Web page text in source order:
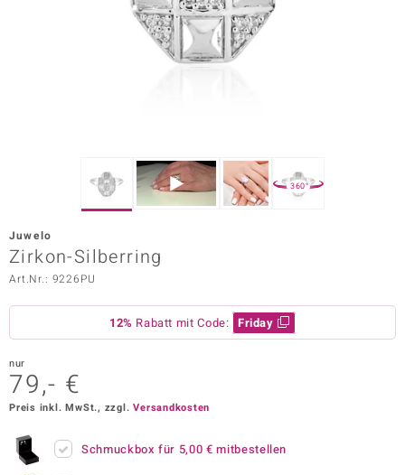
Vogue
360°
Juwelo
Zirkon-Silberring
Art.Nr.: 9226PU
12% Rabatt mit Code: Friday
nur
79,- €
Preis inkl. MwSt., zzgl.Versandkosten
Schmuckbox für 5,00 € mitbestellen